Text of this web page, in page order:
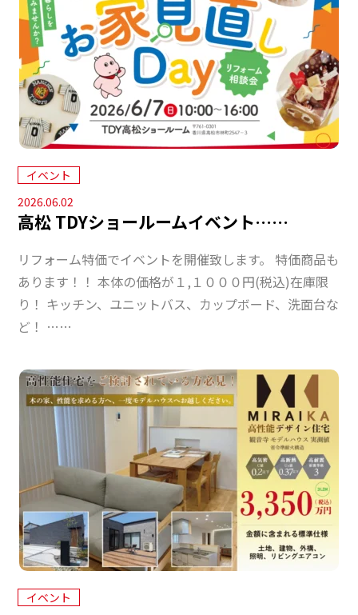
イベント
2026.06.02
高松 TDYショールームイベント……
リフォーム特価でイベントを開催致します。 特価商品も
あります！！ 本体の価格が１,１０００円(税込)在庫限
り！ キッチン、ユニットバス、カップボード、洗面台な
ど！ ……
イベント